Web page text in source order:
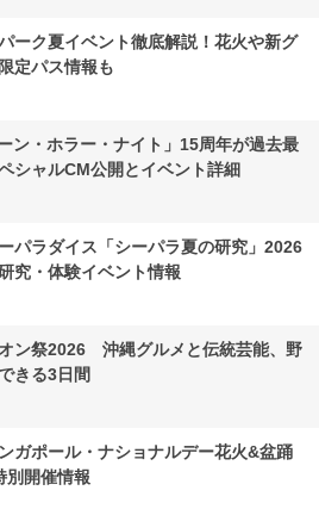
ーク夏イベント徹底解説！花火や新グ
定パス情報も
ン・ホラー・ナイト」15周年が過去最
シャルCM公開とイベント詳細
パラダイス「シーパラ夏の研究」2026
究・体験イベント情報
ン祭2026 沖縄グルメと伝統芸能、野
きる3日間
ガポール・ナショナルデー花火&盆踊
別開催情報